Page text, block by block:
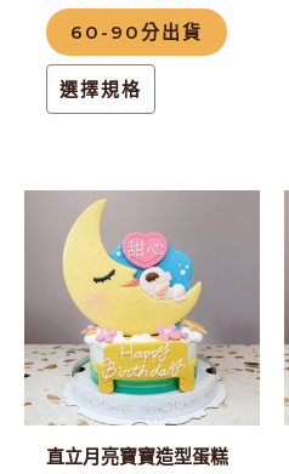
60-90分出貨
選擇規格
產
面
項
直立月亮寶寶造型蛋糕
產
品
有
多
種
款
可